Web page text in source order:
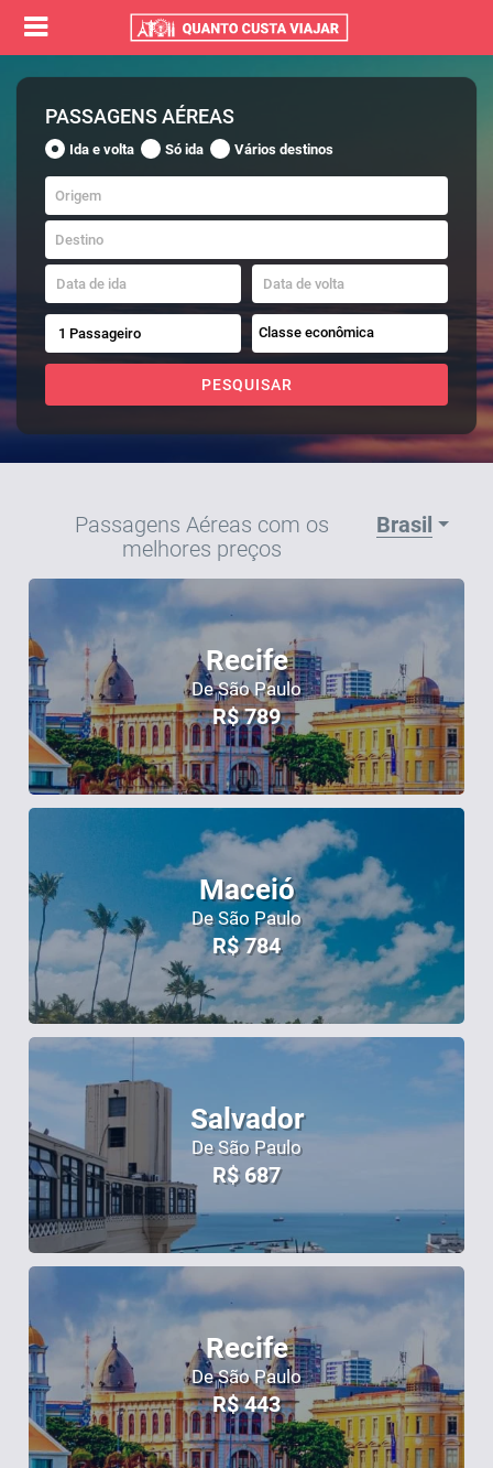
PASSAGENS AÉREAS
Ida e volta Só ida Vários destinos
Origem
Destino
Data de ida Data de volta
Passagens Aéreas com os
melhores preços
Brasil
Recife
De São Paulo
R$789
Maceió
De São Paulo
R$784
Salvador
De São Paulo
R$687
Recife
De São Paulo
R$443